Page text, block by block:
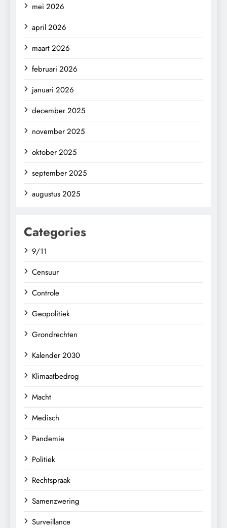
mei 2026
april 2026
maart 2026
februari 2026
januari 2026
december 2025
november 2025
oktober 2025
september 2025
augustus 2025
Categories
9/11
Censuur
Controle
Geopolitiek
Grondrechten
Kalender 2030
Klimaatbedrog
Macht
Medisch
Pandemie
Politiek
Rechtspraak
Samenzwering
Surveillance